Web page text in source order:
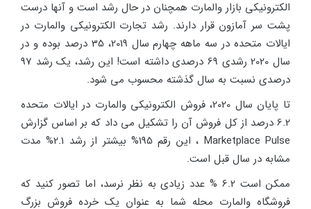
الکترونیکی بازار والمارت همچنان در حال رشد است و آنها درست
پشت سر آمازون قرار دارند. رشد تجارت الکترونیکی والمارت در
ایالات متحده در سه ماهه چهارم سال 2019، 35 درصد بوده و در
سال 2020 رشدی 69 درصدی داشته است! این رشد، یک رشد 97
درصدی نسبت به سال گذشته محسوب می شود.
تا پایان سال 2020، فروش الکترونیکی والمارت در ایالات متحده
6.2 درصد از کل فروش آن را تشکیل می داد که بر اساس گزارش
Marketplace Pulse ، این رقم 195% بیشتر از رشد 2.1% مدت
مشابه در سال قبل است.
ممکن است 6.2 % عدد زیادی به نظر نرسد، اما تصور کنید که
فروشگاه والمارت محله شما به عنوان یک خرده فروش بزرگ